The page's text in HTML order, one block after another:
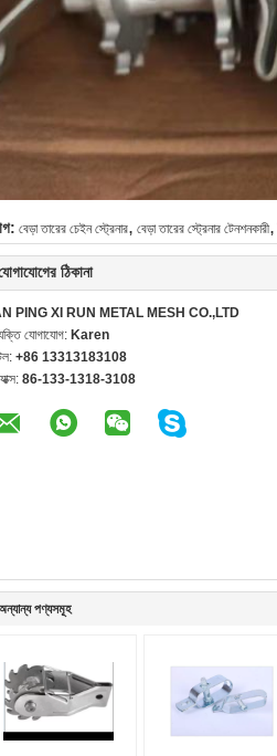
বেড়া তারের চেইন স্ট্রেনার, বেড়া তারের স্ট্রেনার টেনশনকারী,
ঠিকানা
PING XI RUN METAL MESH CO.,LTD
যোগাযোগ: Karen
+86 13313183108
86-133-1318-3108
পণ্যসমূহ